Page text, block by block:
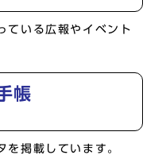
ている広報やイベント
帳
を掲載しています。